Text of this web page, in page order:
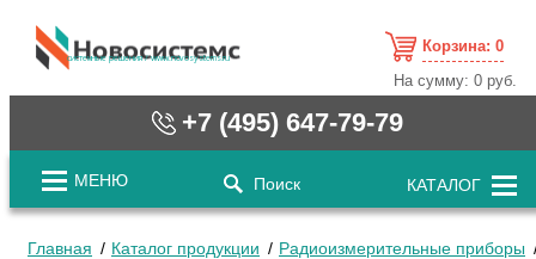
cистемные решения / www.novosystems.ru
Корзина: 0
На сумму:0 руб.
+7 (495) 647-79-79
МЕНЮ Поиск КАТАЛОГ
Главная Каталог продукции
Радиоизмерительные приборы